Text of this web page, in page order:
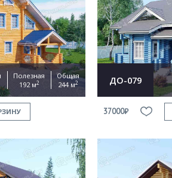
Полезная
192 м2
Общая
244 м2 ДО-079
37000₽